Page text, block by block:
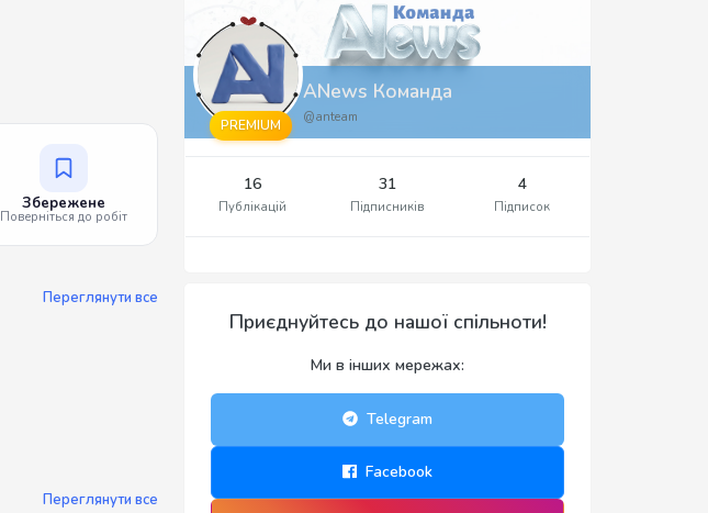
Збережене
Поверніться до робіт
Переглянути все
Переглянути все
PREMIUM
ANews Команда
@anteam
16
Публікацій
31
Підписників
4
Підписок
Приєднуйтесь до нашої спільноти!
Ми в інших мережах:
Telegram
Facebook